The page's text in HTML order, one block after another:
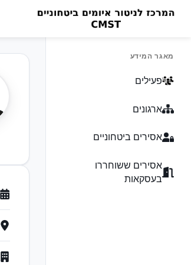
מאגר המידע
פעילים
ארגונים
אסירים ביטחוניים
אסירים ששוחררו
בעסקאות